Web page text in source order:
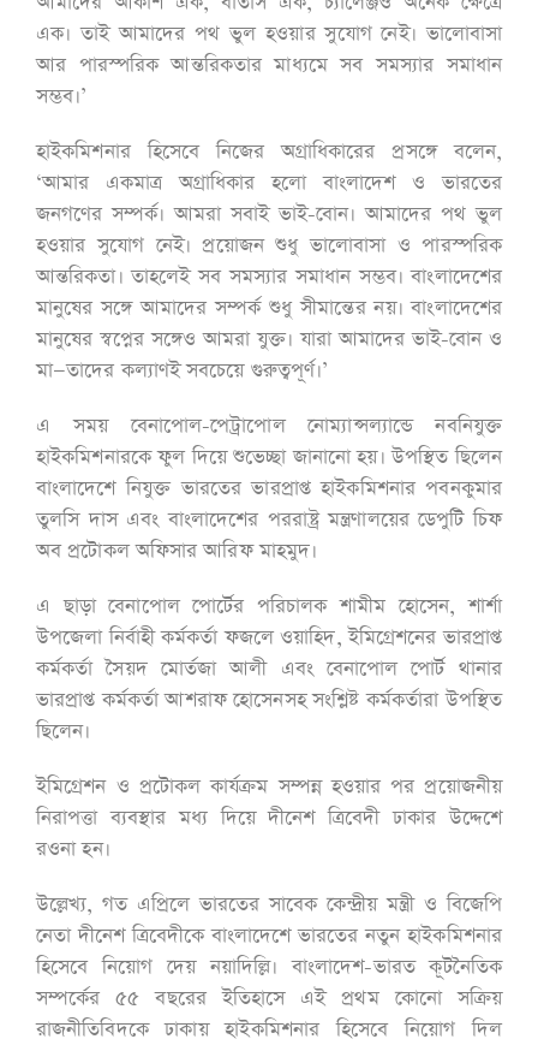
এক। তাই আমাদের পথ ভুল হওয়ার সুযোগ নেই। ভালোবাসা
আর পারস্পরিক আন্তরিকতার মাধ্যমে সব সমস্যার সমাধান
সম্ভব।’
হাইকমিশনার হিসেবে নিজের অগ্রাধিকারের প্রসঙ্গে বলেন,
‘আমার একমাত্র অগ্রাধিকার হলো বাংলাদেশ ও ভারতের
জনগণের সম্পর্ক। আমরা সবাই ভাই-বোন। আমাদের পথ ভুল
হওয়ার সুযোগ নেই। প্রয়োজন শুধু ভালোবাসা ও পারস্পরিক
আন্তরিকতা। তাহলেই সব সমস্যার সমাধান সম্ভব। বাংলাদেশের
মানুষের সঙ্গে আমাদের সম্পর্ক শুধু সীমান্তের নয়। বাংলাদেশের
মানুষের স্বপ্নের সঙ্গেও আমরা যুক্ত। যারা আমাদের ভাই-বোন ও
মা—তাদের কল্যাণই সবচেয়ে গুরুত্বপূর্ণ।’
এ সময় বেনাপোল-পেট্রাপোল নোম্যান্সল্যান্ডে নবনিযুক্ত
হাইকমিশনারকে ফুল দিয়ে শুভেচ্ছা জানানো হয়। উপস্থিত ছিলেন
বাংলাদেশে নিযুক্ত ভারতের ভারপ্রাপ্ত হাইকমিশনার পবনকুমার
তুলসি দাস এবং বাংলাদেশের পররাষ্ট্র মন্ত্রণালয়ের ডেপুটি চিফ
অব প্রটোকল অফিসার আরিফ মাহমুদ।
এ ছাড়া বেনাপোল পোর্টের পরিচালক শামীম হোসেন, শার্শা
উপজেলা নির্বাহী কর্মকর্তা ফজলে ওয়াহিদ, ইমিগ্রেশনের ভারপ্রাপ্ত
কর্মকর্তা সৈয়দ মোর্তজা আলী এবং বেনাপোল পোর্ট থানার
ভারপ্রাপ্ত কর্মকর্তা আশরাফ হোসেনসহ সংশ্লিষ্ট কর্মকর্তারা উপস্থিত
ছিলেন।
ইমিগ্রেশন ও প্রটোকল কার্যক্রম সম্পন্ন হওয়ার পর প্রয়োজনীয়
নিরাপত্তা ব্যবস্থার মধ্য দিয়ে দীনেশ ত্রিবেদী ঢাকার উদ্দেশে
রওনা হন।
উল্লেখ্য, গত এপ্রিলে ভারতের সাবেক কেন্দ্রীয় মন্ত্রী ও বিজেপি
নেতা দীনেশ ত্রিবেদীকে বাংলাদেশে ভারতের নতুন হাইকমিশনার
হিসেবে নিয়োগ দেয় নয়াদিল্লি। বাংলাদেশ-ভারত কূটনৈতিক
সম্পর্কের ৫৫ বছরের ইতিহাসে এই প্রথম কোনো সক্রিয়
রাজনীতিবিদকে ঢাকায় হাইকমিশনার হিসেবে নিয়োগ দিল